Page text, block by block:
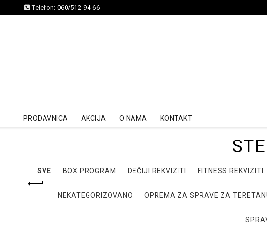
Telefon: 060/512-94-66
PRODAVNICA AKCIJA O NAMA KONTAKT
SVE BOX PROGRAM DEČIJI REKVIZITI FITNESS REKVIZITI
NEKATEGORIZOVANO OPREMA ZA SPRAVE ZA